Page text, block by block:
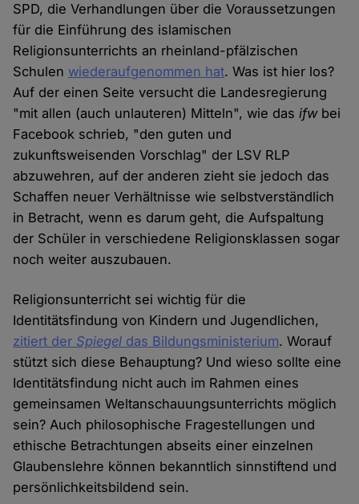
SPD, die Verhandlungen über die Voraussetzungen
für die Einführung des islamischen
Religionsunterrichts an rheinland-pfälzischen
Schulen wiederaufgenommen hat. Was ist hier los?
Auf der einen Seite versucht die Landesregierung
"mit allen (auch unlauteren) Mitteln", wie das ifwbei
Facebook schrieb, "den guten und
zukunftsweisenden Vorschlag" der LSV RLP
abzuwehren, auf der anderen zieht sie jedoch das
Schaffen neuer Verhältnisse wie selbstverständlich
in Betracht, wenn es darum geht, die Aufspaltung
der Schüler in verschiedene Religionsklassen sogar
noch weiter auszubauen.
Religionsunterricht sei wichtig für die
Identitätsfindung von Kindern und Jugendlichen,
zitiert der Spiegel das Bildungsministerium. Worauf
stützt sich diese Behauptung? Und wieso sollte eine
Identitätsfindung nicht auch im Rahmen eines
gemeinsamen Weltanschauungsunterrichts möglich
sein? Auch philosophische Fragestellungen und
ethische Betrachtungen abseits einer einzelnen
Glaubenslehre können bekanntlich sinnstiftend und
persönlichkeitsbildend sein.